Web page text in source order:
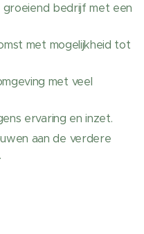
groeiend bedrijf met een
met mogelijkheid tot
met veel
ervaring en inzet.
aan de verdere